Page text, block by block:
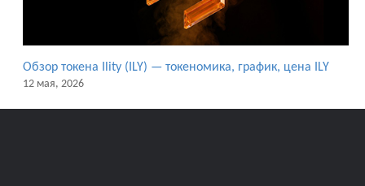
Обзор токена Ility (ILY) — токеномика, график, цена ILY
12 мая, 2026